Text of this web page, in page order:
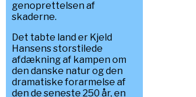
genoprettelsen af
skaderne.
Det tabte land er Kjeld
Hansens storstilede
afdækning af kampen om
den danske natur og den
dramatiske forarmelse af
den de seneste 250 år, en